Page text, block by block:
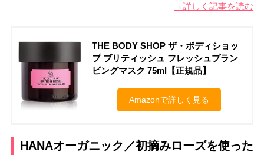
→詳しく記事を読む
THE BODY SHOP ザ・ボディショッ
プ ブリティッシュ フレッシュプラン
ピングマスク 75ml【正規品】
Amazonで詳しく見る
HANAオーガニック／初摘みローズを使った